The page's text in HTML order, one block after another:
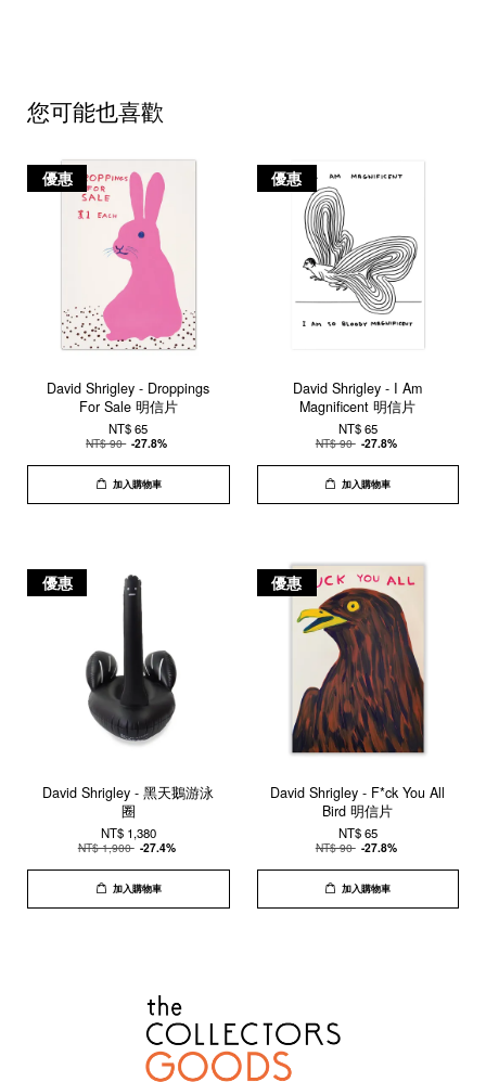
您可能也喜歡
優惠
David Shrigley - Droppings
For Sale 明信片
NT$ 65
NT$ 90 -27.8%
加入購物車
優惠
David Shrigley - I Am
Magnificent 明信片
NT$ 65
NT$ 90 -27.8%
加入購物車
優惠
David Shrigley - 黑天鵝游泳
圈
NT$ 1,380
NT$ 1,900 -27.4%
加入購物車
優惠
David Shrigley - F*ck You All
Bird 明信片
NT$ 65
NT$ 90 -27.8%
加入購物車